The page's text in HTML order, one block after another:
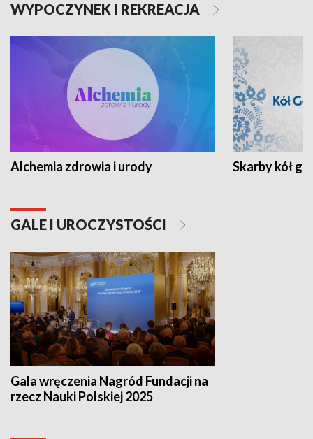
WYPOCZYNEK I REKREACJA
Alchemia zdrowia i urody Skarby kół
GALE I UROCZYSTOŚCI
Gala wręczenia Nagród Fundacji na
rzecz Nauki Polskiej 2025